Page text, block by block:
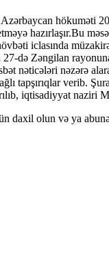
hökuməti
hazırlaşır.Bu
iclasında
də Zəngilan
nəticələri nəzərə
tapşırıqlar verib.
iqtisadiyyat naziri
daxil olun və ya